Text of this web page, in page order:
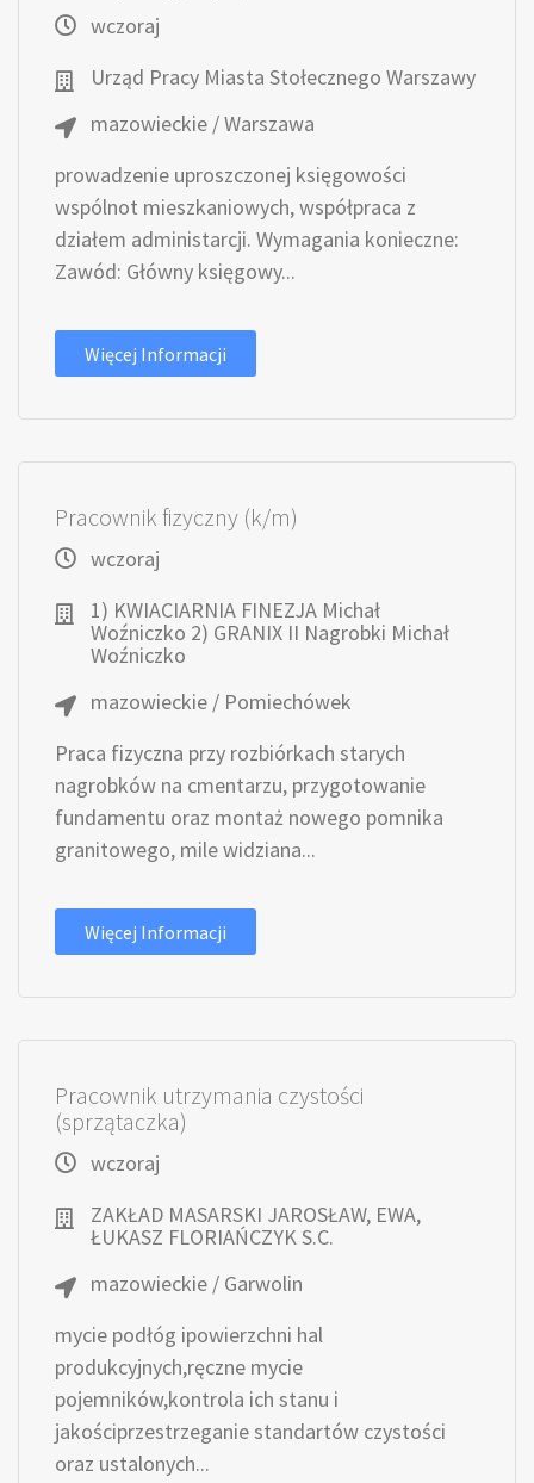
wczoraj
Urząd Pracy Miasta Stołecznego Warszawy
mazowieckie / Warszawa
prowadzenie uproszczonej księgowości
wspólnot mieszkaniowych, współpraca z
działem administarcji. Wymagania konieczne:
Zawód: Główny księgowy...
Więcej Informacji
Pracownik fizyczny (k/m)
wczoraj
1) KWIACIARNIA FINEZJA Michał
Woźniczko 2) GRANIX II Nagrobki Michał
Woźniczko
mazowieckie / Pomiechówek
Praca fizyczna przy rozbiórkach starych
nagrobków na cmentarzu, przygotowanie
fundamentu oraz montaż nowego pomnika
granitowego, mile widziana...
Więcej Informacji
Pracownik utrzymania czystości
(sprzątaczka)
wczoraj
ZAKŁAD MASARSKI JAROSŁAW, EWA,
ŁUKASZ FLORIAŃCZYK S.C.
mazowieckie / Garwolin
mycie podłóg ipowierzchni hal
produkcyjnych,ręczne mycie
pojemników,kontrola ich stanu i
jakościprzestrzeganie standartów czystości
oraz ustalonych...